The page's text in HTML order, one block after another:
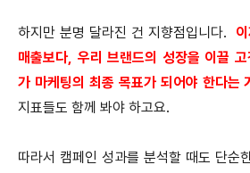
하지만 분명 달라진 건 지향점입니다.
매출보다, 우리 브랜드의 성장을 이끌
가 마케팅의 최종 목표가 되어야 한다는
지표들도 함께 봐야 하고요.
따라서 캠페인 성과를 분석할 때도 단순